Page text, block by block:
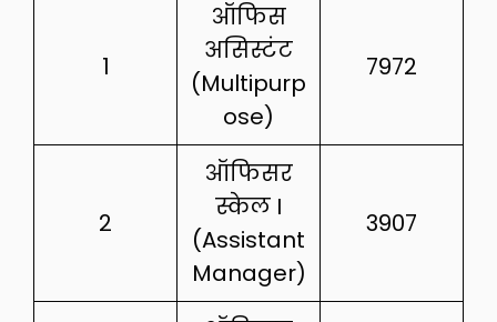
1
ऑफिस
असिस्टंट
(Multipurp
ose)
7972
2
ऑफिसर
स्केल I
(Assistant
Manager)
3907